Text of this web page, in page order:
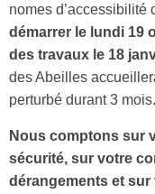
nomes d’accessibilité
démarrer le lundi 19
des travaux le 18
des Abeilles
perturbé durant 3 mois.
Nous comptons sur
sécurité, sur votre
dérangements et